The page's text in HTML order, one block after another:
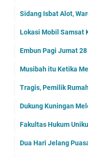
Sidang Isbat Alot,
Lokasi Mobil Samsat
Embun Pagi Jumat
Musibah itu Ketika
Tragis, Pemilik
Dukung Kuningan
Fakultas Hukum
Dua Hari Jelang